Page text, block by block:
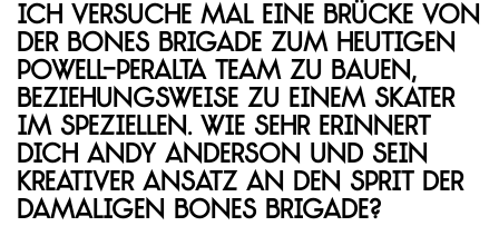
Ich versuche mal eine Brücke von
der Bones Brigade zum heutigen
Powell-Peralta Team zu bauen,
beziehungsweise zu einem Skater
im Speziellen. Wie sehr erinnert
dich Andy Anderson und sein
kreativer Ansatz an den Sprit der
damaligen Bones Brigade?